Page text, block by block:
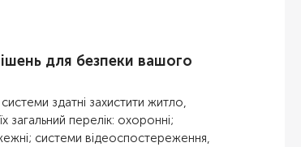
для безпеки вашого
системи здатні захистити житло,
загальний перелік: охоронні;
системи відеоспостереження,